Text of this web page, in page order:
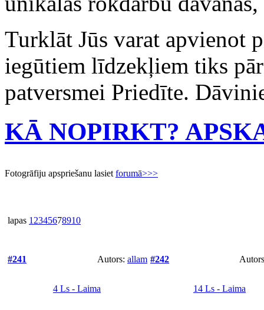
Turklāt Jūs varat apvienot
iegūtiem līdzekļiem tiks
patversmei Priedīte.
KĀ NOPIRKT?
Fotogrāfiju apspriešanu lasiet forumā>>>
lapas 1 2345678910
#241 Autors: allam
4 Ls - Laima
#242
14 Ls - Laima